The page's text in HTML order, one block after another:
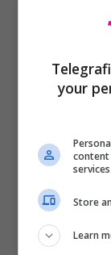
your
content
Store
Learn